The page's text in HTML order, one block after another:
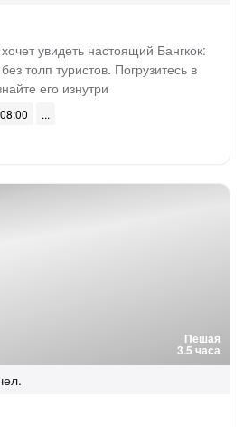
увидеть настоящий Бангкок:
толп туристов. Погрузитесь в
его изнутри
Пешая
3.5 часа